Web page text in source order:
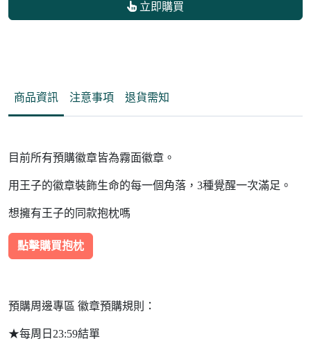
立即購買
商品資訊 注意事項 退貨需知
目前所有預購徽章皆為霧面徽章。
用王子的徽章裝飾生命的每一個角落，3種覺醒一次滿足。
想擁有王子的同款抱枕嗎
點擊購買抱枕
預購周邊專區 徽章預購規則：
★每周日23:59結單